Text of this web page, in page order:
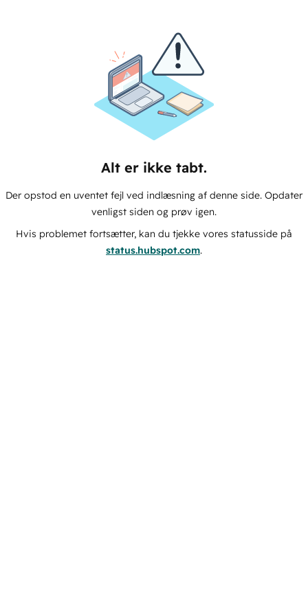
Alt er ikke tabt.
Der opstod en uventet fejl ved indlæsning af denne side. Opdater
venligst siden og prøv igen.
Hvis problemet fortsætter, kan du tjekke vores statusside på
status.hubspot.com.